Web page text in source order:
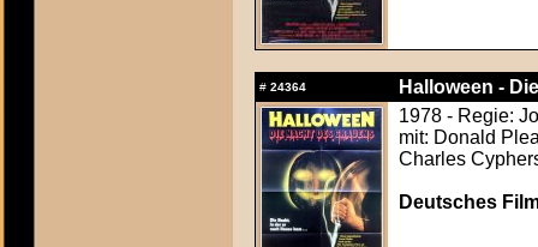
# 24364
Halloween -
1978 - Regie:
mit: Donald
Charles
Deutsches